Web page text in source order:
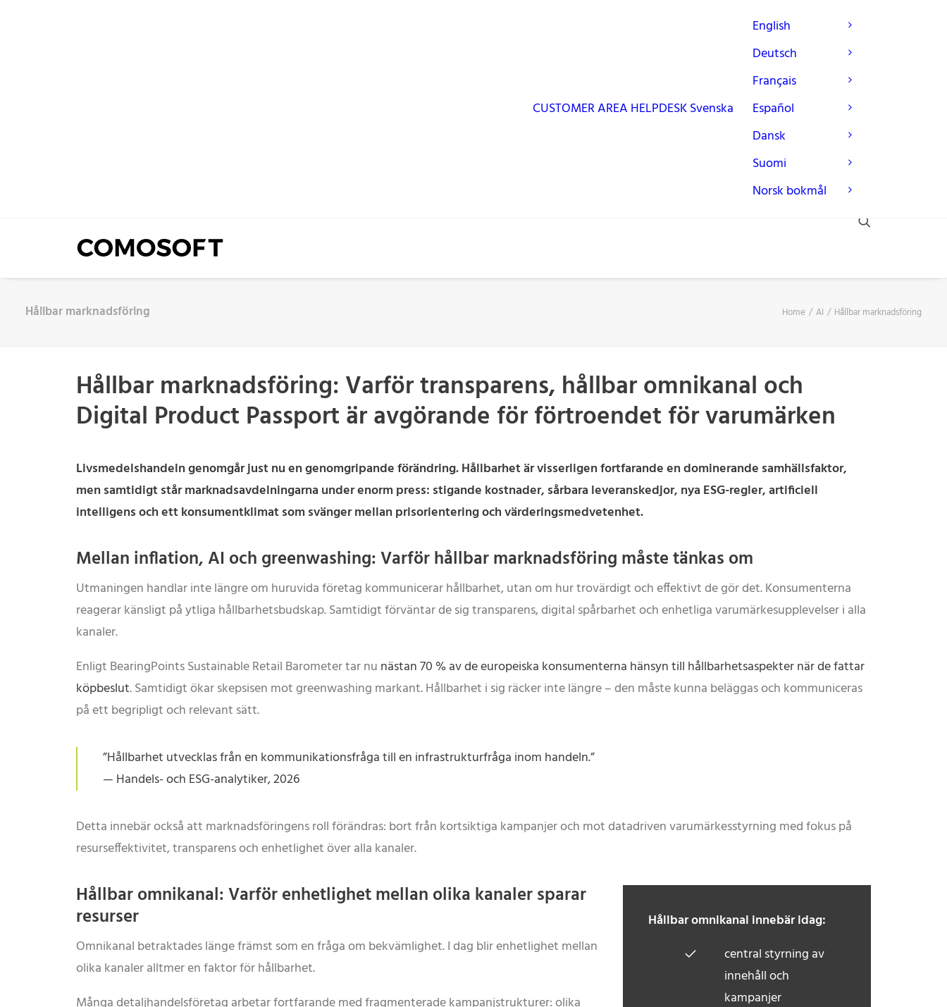
CUSTOMER AREA HELPDESKSvenska
English
Deutsch
Français
Español
Dansk
Suomi
Norsk bokmål
Hållbar marknadsföring Home AI Hållbar marknadsföring
Hållbar marknadsföring: Varför transparens, hållbar omnikanal och
Digital Product Passport är avgörande för förtroendet för varumärken
Livsmedelshandeln genomgår just nu en genomgripande förändring. Hållbarhet är visserligen fortfarande en dominerande samhällsfaktor,
men samtidigt står marknadsavdelningarna under enorm press: stigande kostnader, sårbara leveranskedjor, nya ESG-regler, artificiell
intelligens och ett konsumentklimat som svänger mellan prisorientering och värderingsmedvetenhet.
Mellan inflation, AI och greenwashing: Varför hållbar marknadsföring måste tänkas om
Utmaningen handlar inte längre om huruvida företag kommunicerar hållbarhet, utan om hur trovärdigt och effektivt de gör det. Konsumenterna
reagerar känsligt på ytliga hållbarhetsbudskap. Samtidigt förväntar de sig transparens, digital spårbarhet och enhetliga varumärkesupplevelser i alla
kanaler.
Enligt BearingPoints Sustainable Retail Barometer tar nu nästan 70 % av de europeiska konsumenterna hänsyn till hållbarhetsaspekter när de fattar
köpbeslut. Samtidigt ökar skepsisen mot greenwashing markant. Hållbarhet i sig räcker inte längre – den måste kunna beläggas och kommuniceras
på ett begripligt och relevant sätt.
”Hållbarhet utvecklas från en kommunikationsfråga till en infrastrukturfråga inom handeln.”
— Handels- och ESG-analytiker, 2026
Detta innebär också att marknadsföringens roll förändras: bort från kortsiktiga kampanjer och mot datadriven varumärkesstyrning med fokus på
resurseffektivitet, transparens och enhetlighet över alla kanaler.
Hållbar omnikanal: Varför enhetlighet mellan olika kanaler sparar
resurser
Omnikanal betraktades länge främst som en fråga om bekvämlighet. I dag blir enhetlighet mellan
olika kanaler alltmer en faktor för hållbarhet.
Hållbar omnikanal innebär idag:
central styrning av
innehåll och
kampanjer